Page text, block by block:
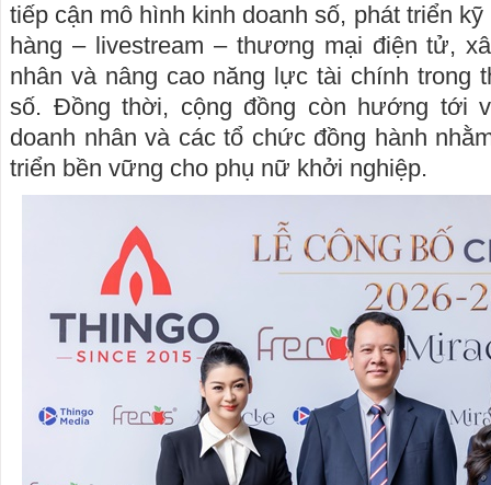
tiếp cận mô hình kinh doanh số, phát triển
hàng – livestream – thương mại điện tử,
nhân và nâng cao năng lực tài chính trong
số. Đồng thời, cộng đồng còn hướng tới
doanh nhân và các tổ chức đồng hành
triển bền vững cho phụ nữ khởi nghiệp.